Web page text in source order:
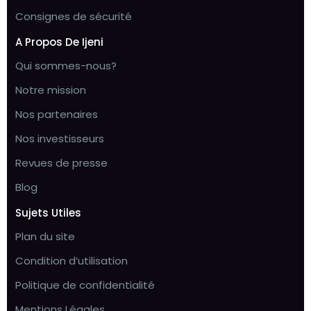
Consignes de sécurité
A Propos De Ijeni
Qui sommes-nous?
Notre mission
Nos partenaires
Nos investisseurs
Revues de presse
Blog
Sujets Utiles
Plan du site
Condition d’utilisation
Politique de confidentialité